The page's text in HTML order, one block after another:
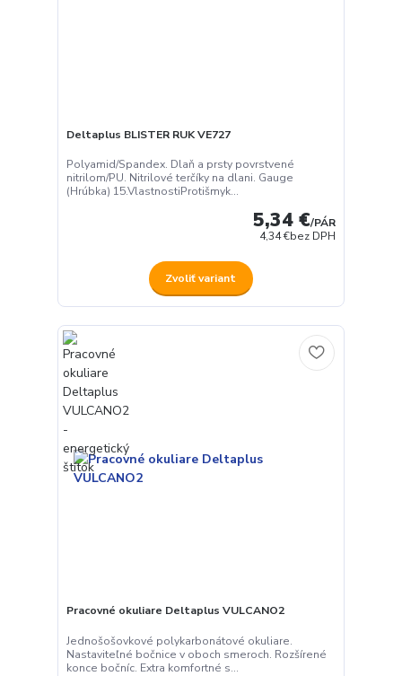
Deltaplus BLISTER RUK VE727
Polyamid/Spandex. Dlaň a prsty povrstvené
nitrilom/PU. Nitrilové terčíky na dlani. Gauge
(Hrúbka) 15.VlastnostiProtišmyk...
5,34 €/PÁR
4,34 €bez DPH
Zvoliť variant
Pracovné okuliare Deltaplus VULCANO2
Jednošošovkové polykarbonátové okuliare.
Nastaviteľné bočnice v oboch smeroch. Rozšírené
konce bočníc. Extra komfortné s...